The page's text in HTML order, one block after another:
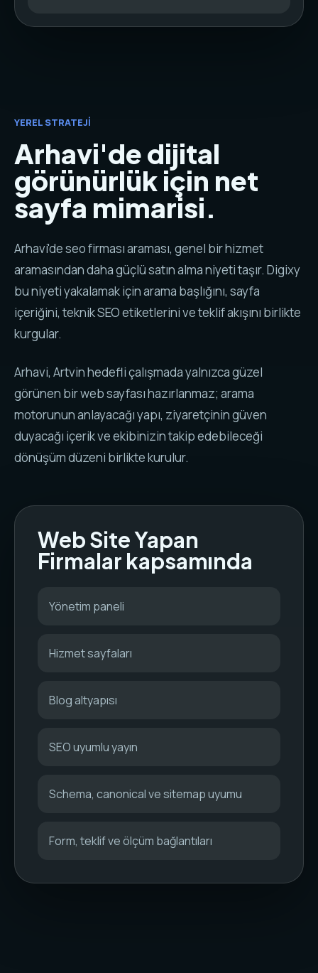
YEREL STRATEJI
Arhavi'de dijital
görünürlük için net
sayfa mimarisi.
Arhavi'de seo firması araması, genel bir hizmet
aramasından daha güçlü satın alma niyeti taşır. Digixy
bu niyeti yakalamak için arama başlığını, sayfa
içeriğini, teknik SEO etiketlerini ve teklif akışını birlikte
kurgular.
Arhavi, Artvin hedefli çalışmada yalnızca güzel
görünen bir web sayfası hazırlanmaz; arama
motorunun anlayacağı yapı, ziyaretçinin güven
duyacağı içerik ve ekibinizin takip edebileceği
dönüşüm düzeni birlikte kurulur.
Web Site Yapan
Firmalar kapsamında
Yönetim paneli
Hizmet sayfaları
Blog altyapısı
SEO uyumlu yayın
Schema, canonical ve sitemap uyumu
Form, teklif ve ölçüm bağlantıları